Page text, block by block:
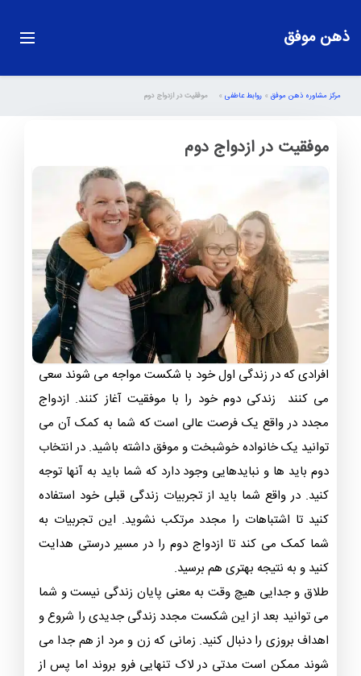
ذهن موفق
مرکز مشاوره ذهن موفق » روابط عاطفی » موفقیت در ازدواج دوم
موفقیت در ازدواج دوم
افرادی که در زندگی اول خود با شکست مواجه می شوند سعی
می کنند زندکی دوم خود را با موفقیت آغاز کنند. ازدواج
مجدد در واقع یک فرصت عالی است که شما به کمک آن می
توانید یک خانواده خوشبخت و موفق داشته باشید. در انتخاب
دوم باید ها و نبایدهایی وجود دارد که شما باید به آنها توجه
کنید. در واقع شما باید از تجربیات زندگی قبلی خود استفاده
کنید تا اشتباهات را مجدد مرتکب نشوید. این تجربیات به
شما کمک می کند تا ازدواج دوم را در مسیر درستی هدایت
کنید و به نتیجه بهتری هم برسید.
طلاق و جدایی هیچ وقت به معنی پایان زندگی نیست و شما
می توانید بعد از این شکست مجدد زندگی جدیدی را شروع و
اهداف بروزی را دنبال کنید. زمانی که زن و مرد از هم جدا می
شوند ممکن است مدتی در لاک تنهایی فرو بروند اما پس از